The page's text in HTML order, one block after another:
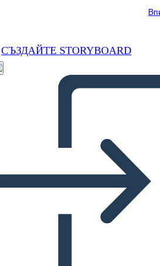
СЪЗДАЙТЕ STORYBOARD